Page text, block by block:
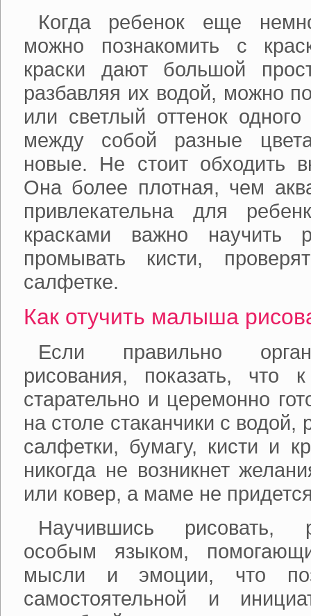
Когда ребенок еще
можно познакомить с
краски дают большой
разбавляя их водой, можно
или светлый оттенок
между собой разные
новые. Не стоит обходить
Она более плотная, чем
привлекательна для
красками важно научить
промывать кисти,
салфетке.
Как отучить малыша
Если правильно
рисования, показать, что
старательно и церемонно
на столе стаканчики с
салфетки, бумагу, кисти и
никогда не возникнет
или ковер, а маме не
Научившись рисовать,
особым языком,
мысли и эмоции, что
самостоятельной и